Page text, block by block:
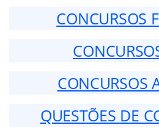
CONCURSOS
CONCURSOS
QUESTÕES DE